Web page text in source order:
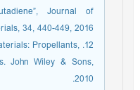
Journal of
34, 440-449, 2016.
Propellants,
John Wiley & Sons,
2010.